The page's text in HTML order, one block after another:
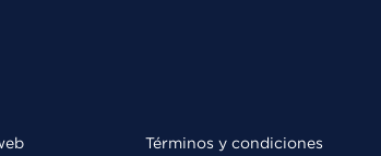
Términos y condiciones